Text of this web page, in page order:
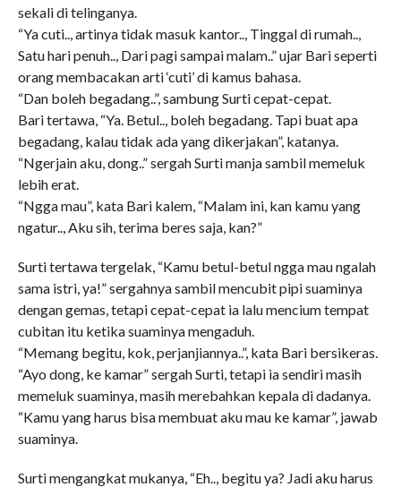
sekali di telinganya.
“Ya cuti.., artinya tidak masuk kantor.., Tinggal di rumah..,
Satu hari penuh.., Dari pagi sampai malam..” ujar Bari seperti
orang membacakan arti ‘cuti’ di kamus bahasa.
“Dan boleh begadang..”, sambung Surti cepat-cepat.
Bari tertawa, “Ya. Betul.., boleh begadang. Tapi buat apa
begadang, kalau tidak ada yang dikerjakan”, katanya.
“Ngerjain aku, dong..” sergah Surti manja sambil memeluk
lebih erat.
“Ngga mau”, kata Bari kalem, “Malam ini, kan kamu yang
ngatur.., Aku sih, terima beres saja, kan?”
Surti tertawa tergelak, “Kamu betul-betul ngga mau ngalah
sama istri, ya!” sergahnya sambil mencubit pipi suaminya
dengan gemas, tetapi cepat-cepat ia lalu mencium tempat
cubitan itu ketika suaminya mengaduh.
“Memang begitu, kok, perjanjiannya..”, kata Bari bersikeras.
“Ayo dong, ke kamar” sergah Surti, tetapi ia sendiri masih
memeluk suaminya, masih merebahkan kepala di dadanya.
“Kamu yang harus bisa membuat aku mau ke kamar”, jawab
suaminya.
Surti mengangkat mukanya, “Eh.., begitu ya? Jadi aku harus